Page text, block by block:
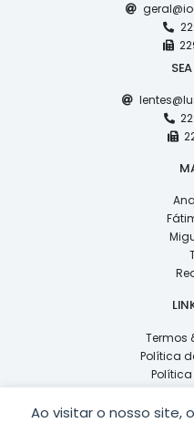
Ao visitar o nosso site,
Termos
Política
Livro de